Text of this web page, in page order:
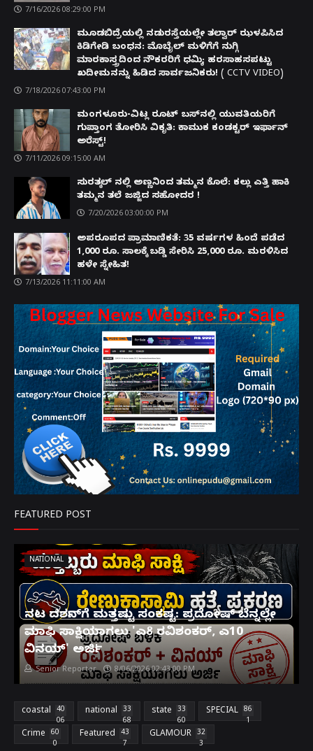
7/16/2026 08:29:00 PM
ಮೂಡಬಿದ್ರೆಯಲ್ಲಿ ನಡುರಸ್ತೆಯಲ್ಲೇ ತಲ್ವಾರ್ ಝಳಪಿಸಿದ
ಕಿಡಿಗೇಡಿ ಬಂಧನ: ಮೊಬೈಲ್ ಮಳಿಗೆಗೆ ನುಗ್ಗಿ
ಮಾರಕಾಸ್ತ್ರದಿಂದ ನೌಕರರಿಗೆ ಧಮ್ಕಿ; ಹರಸಾಹಸಪಟ್ಟು
ಖದೀಮನನ್ನು ಹಿಡಿದ ಸಾರ್ವಜನಿಕರು! ( CCTV VIDEO)
7/18/2026 07:43:00 PM
ಮಂಗಳೂರು-ವಿಟ್ಲ ರೂಟ್ ಬಸ್‌ನಲ್ಲಿ ಯುವತಿಯರಿಗೆ
ಗುಪ್ತಾಂಗ ತೋರಿಸಿ ವಿಕೃತಿ: ಕಾಮುಕ ಕಂಡಕ್ಟರ್ ಇರ್ಫಾನ್
ಅರೆಸ್ಟ್!
7/11/2026 09:15:00 AM
ಸುರತ್ಕಲ್ ನಲ್ಲಿ ಅಣ್ಣನಿಂದ ತಮ್ಮನ ಕೊಲೆ: ಕಲ್ಲು ಎತ್ತಿ ಹಾಕಿ
ತಮ್ಮನ ತಲೆ ಜಜ್ಜಿದ ಸಹೋದರ !
7/20/2026 03:00:00 PM
ಅಪರೂಪದ ಪ್ರಾಮಾಣಿಕತೆ: 35 ವರ್ಷಗಳ ಹಿಂದೆ ಪಡೆದ
1,000 ರೂ. ಸಾಲಕ್ಕೆ ಬಡ್ಡಿ ಸೇರಿಸಿ 25,000 ರೂ. ಮರಳಿಸಿದ
ಹಳೇ ಸ್ನೇಹಿತ!
7/13/2026 11:11:00 AM
FEATURED POST
NATIONAL
ನಟ ದರ್ಶನ್‌ಗೆ ಮತ್ತಷ್ಟು ಸಂಕಷ್ಟ: ಪ್ರದೋಷ್ ಬೆನ್ನಲ್ಲೇ
ಮಾಫಿ ಸಾಕ್ಷಿಯಾಗಲು 'ಎ8 ರವಿಶಂಕರ್, ಎ10
ವಿನಯ್' ಅರ್ಜಿ!
Senior Reporter 8/06/2026 02:43:00 PM
coastal
40
06
national
33
68
state
33
60
SPECIAL
86
1
Crime
60
0
Featured
43
7
GLAMOUR
32
3